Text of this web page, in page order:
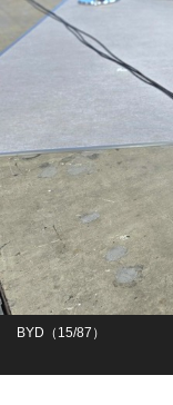
BYD（15/87）